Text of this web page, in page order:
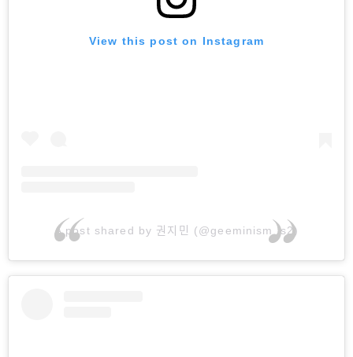
View this post on Instagram
A post shared by 권지민 (@geeminism_s2)